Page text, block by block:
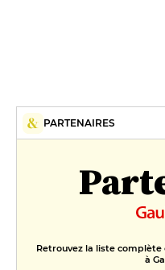
PARTENAIRES
Retrouvez la liste
à